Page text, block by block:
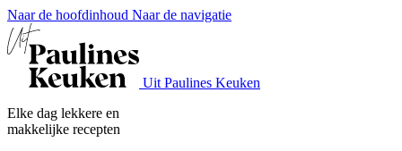
Naar de hoofdinhoud Naar de navigatie
Uit Paulines Keuken
Elke dag lekkere en
makkelijke recepten